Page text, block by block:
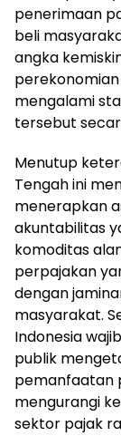
penerimaan
beli
angka
mengalami
tersebut
​Menutup
Tengah ini
menerapkan
akuntabilitas
komoditas
perpajakan
dengan
masyarakat.
Indonesia
publik
pemanfaatan
mengurangi
sektor pajak